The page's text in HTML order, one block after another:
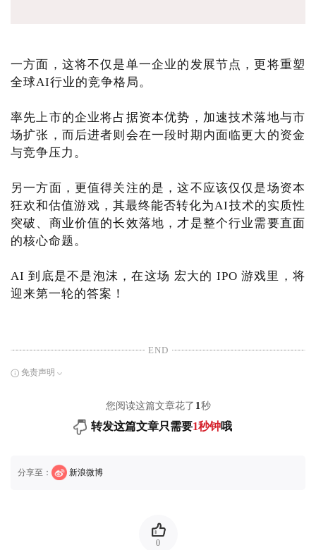
一方面，这将不仅是单一企业的发展节点，更将重塑
全球AI行业的竞争格局。
率先上市的企业将占据资本优势，加速技术落地与市
场扩张，而后进者则会在一段时期内面临更大的资金
与竞争压力。
另一方面，更值得关注的是，这不应该仅仅是场资本
狂欢和估值游戏，其最终能否转化为AI技术的实质性
突破、商业价值的长效落地，才是整个行业需要直面
的核心命题。
AI 到底是不是泡沫，在这场 宏大的 IPO 游戏里，将
迎来第一轮的答案！
END
免责声明
您阅读这篇文章花了 1秒
转发这篇文章只需要1秒钟哦
分享至： 新浪微博
0